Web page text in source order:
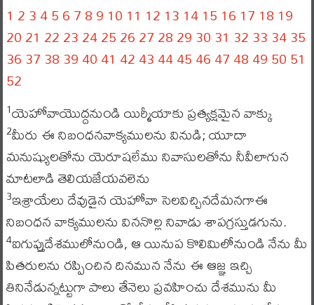
1 23456789 10 11 12 13 1415 16 17 18 19
2021 22232425262728293031 32333435
363738394041 42434445464748495051
52
1యెహోవాయొద్దనుండి యిర్మీయాకు ప్రత్యక్షమైన వాక్కు
2మీరు ఈ నిబంధనవాక్యములను వినుడి; యూదా
మనుష్యులతోను యెరూషలేము నివాసులతోను నీవీలాగున
మాటలాడి తెలియజేయవలెను
3ఇశ్రాయేలు దేవుడైన యెహోవా సెలవిచ్చినదేమనగాఈ
నిబంధన వాక్యములను విననొల్ల నివాడు శాపగ్రస్తుడగును.
4ఐగుప్తుదేశములోనుండి, ఆ యినుప కొలిమిలోనుండి నేను మీ
పితరులను రప్పించిన దినమున నేను ఈ ఆజ్ఞ ఇచ్చి
తినినేడున్నట్టుగా పాలు తేనెలు ప్రవహించు దేశమును మీ